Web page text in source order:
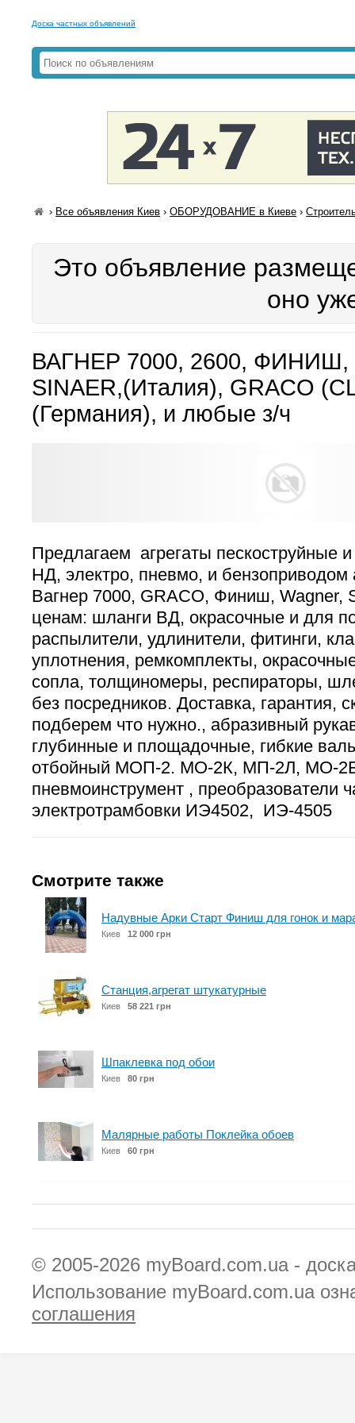
Доска частных объявлений
› Все объявления Киев ›ОБОРУДОВАНИЕ в Киеве ›
Это объявление
оно
ВАГНЕР 7000, 2600, ФИНИШ,
SINAER,(Италия), GRACO
(Германия), и любые з/ч
Предлагаем агрегаты пескоструйные
НД, электро, пневмо, и бензоприводом
Вагнер 7000, GRACO, Финиш, Wagner,
ценам: шланги ВД, окрасочные и для
распылители, удлинители, фитинги,
уплотнения, ремкомплекты,
сопла, толщиномеры, респираторы,
без посредников. Доставка, гарантия,
подберем что нужно., абразивный
глубинные и площадочные, гибкие
отбойный МОП-2. МО-2К, МП-2Л, МО-
пневмоинструмент , преобразователи
электротрамбовки ИЭ4502, ИЭ-4505
Смотрите также
Надувные Арки Старт Финиш для гонок и
Киев 12 000 грн
Станция,агрегат штукатурные
Киев 58 221 грн
Шпаклевка под обои
Киев 80 грн
Малярные работы Поклейка обоев
Киев 60 грн
© 2005-2026 myBoard.com.ua -
Использование myBoard.com.ua
соглашения